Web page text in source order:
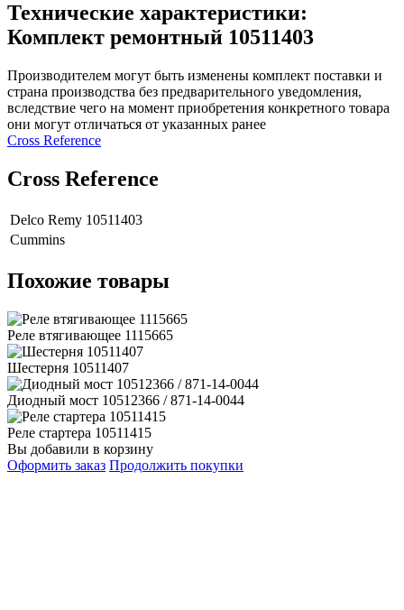
Технические характеристики:
Комплект ремонтный 10511403
Производителем могут быть изменены комплект поставки и
страна производства без предварительного уведомления,
вследствие чего на момент приобретения конкретного товара
они могут отличаться от указанных ранее
Сross Reference
Сross Reference
Delco Remy 10511403
Cummins
Похожие товары
Реле втягивающее 1115665
Шестерня 10511407
Диодный мост 10512366 / 871-14-0044
Реле стартера 10511415
Вы добавили в корзину
Оформить заказ Продолжить покупки